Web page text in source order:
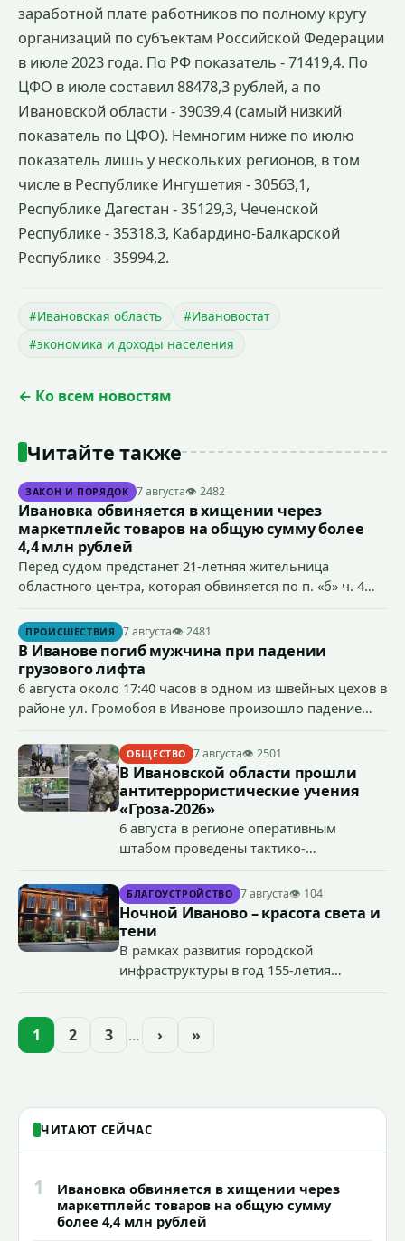
заработной плате работников по полному кругу
организаций по субъектам Российской Федерации
в июле 2023 года. По РФ показатель - 71419,4. По
ЦФО в июле составил 88478,3 рублей, а по
Ивановской области - 39039,4 (самый низкий
показатель по ЦФО). Немногим ниже по июлю
показатель лишь у нескольких регионов, в том
числе в Республике Ингушетия - 30563,1,
Республике Дагестан - 35129,3, Чеченской
Республике - 35318,3, Кабардино-Балкарской
Республике - 35994,2.
#Ивановская область
#Ивановостат
#экономика и доходы населения
← Ко всем новостям
Читайте также
ЗАКОН И ПОРЯДОК 7 августа👁 2482
Ивановка обвиняется в хищении через
маркетплейс товаров на общую сумму более
4,4 млн рублей
Перед судом предстанет 21-летняя жительница
областного центра, которая обвиняется по п. «б» ч. 4
сумму более 4,4 млн рублей через маркетплейс.
ПРОИСШЕСТВИЯ 7 августа👁 2481
В Иванове погиб мужчина при падении
грузового лифта
6 августа около 17:40 часов в одном из швейных цехов в
районе ул. Громобоя в Иванове произошло падение
ОБЩЕСТВО 7 августа👁 2501
В Ивановской области прошли
антитеррористические учения
«Гроза-2026»
6 августа в регионе оперативным
штабом проведены тактико-
террористического акта на объекте
органов государственной власти.
«Гроза-2026».
БЛАГОУСТРОЙСТВО 7 августа👁 104
Ночной Иваново – красота света и
тени
В рамках развития городской
инфраструктуры в год 155-летия
проекта подсветки исторических
1 2 3 … › »
ЧИТАЮТ СЕЙЧАС
1
Ивановка обвиняется в хищении через
маркетплейс товаров на общую сумму
более 4,4 млн рублей